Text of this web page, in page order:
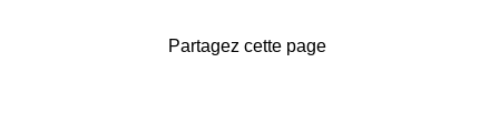
Partagez cette page